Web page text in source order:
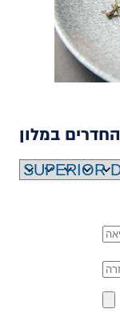
החדרים במלון